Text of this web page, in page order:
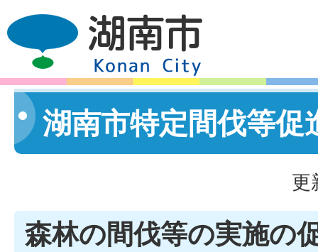
湖南市特定間伐等促
更
森林の間伐等の実施の